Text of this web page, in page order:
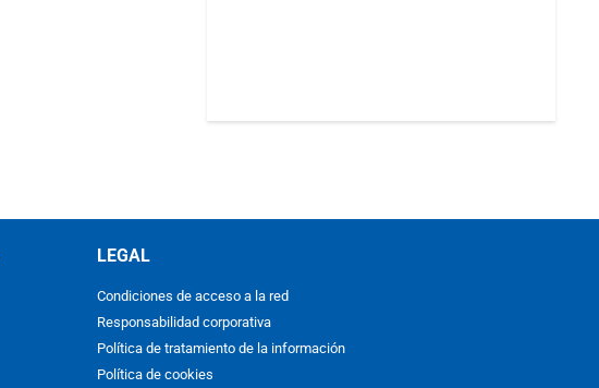
LEGAL
Condiciones de acceso a la red
Responsabilidad corporativa
Política de tratamiento de la información
Política de cookies